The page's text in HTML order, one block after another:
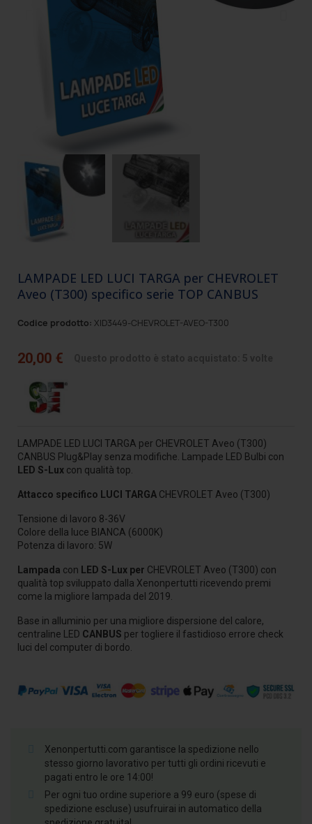
LAMPADE LED LUCI TARGA per CHEVROLET
Aveo (T300) specifico serie TOP CANBUS
Codice prodotto: XID3449-CHEVROLET-AVEO-T300
20,00 €
LAMPADE LED LUCI TARGA per CHEVROLET Aveo (T300)
CANBUS Plug&Play senza modifiche. Lampade LED Bulbi con
LED S-Lux con qualità top.
Attacco specifico LUCI TARGA CHEVROLET Aveo (T300)
Tensione di lavoro 8-36V
Colore della luce BIANCA (6000K)
Potenza di lavoro: 5W
Lampada con LED S-Lux per CHEVROLET Aveo (T300) con
qualità top sviluppato dalla Xenonpertutti ricevendo premi
come la migliore lampada del 2019.
Base in alluminio per una migliore dispersione del calore,
centraline LED CANBUS per togliere il fastidioso errore check
luci del computer di bordo.
Xenonpertutti.com garantisce la spedizione nello
stesso giorno lavorativo per tutti gli ordini ricevuti e
pagati entro le ore 14:00!
Per ogni tuo ordine superiore a 99 euro (spese di
spedizione escluse) usufruirai in automatico della